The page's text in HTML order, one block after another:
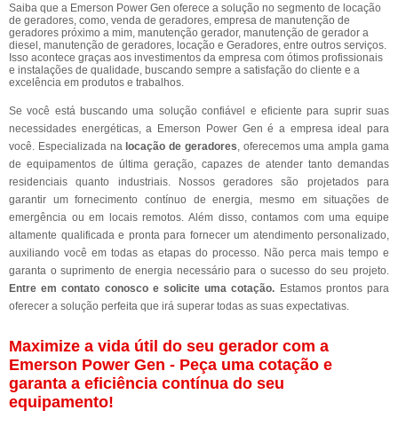
Saiba que a Emerson Power Gen oferece a solução no segmento de locação
de geradores, como, venda de geradores, empresa de manutenção de
geradores próximo a mim, manutenção gerador, manutenção de gerador a
diesel, manutenção de geradores, locação e Geradores, entre outros serviços.
Isso acontece graças aos investimentos da empresa com ótimos profissionais
e instalações de qualidade, buscando sempre a satisfação do cliente e a
excelência em produtos e trabalhos.
Se você está buscando uma solução confiável e eficiente para suprir suas
necessidades energéticas, a Emerson Power Gen é a empresa ideal para
você. Especializada na locação de geradores, oferecemos uma ampla gama
de equipamentos de última geração, capazes de atender tanto demandas
residenciais quanto industriais. Nossos geradores são projetados para
garantir um fornecimento contínuo de energia, mesmo em situações de
emergência ou em locais remotos. Além disso, contamos com uma equipe
altamente qualificada e pronta para fornecer um atendimento personalizado,
auxiliando você em todas as etapas do processo. Não perca mais tempo e
garanta o suprimento de energia necessário para o sucesso do seu projeto.
Entre em contato conosco e solicite uma cotação. Estamos prontos para
oferecer a solução perfeita que irá superar todas as suas expectativas.
Maximize a vida útil do seu gerador com a
Emerson Power Gen - Peça uma cotação e
garanta a eficiência contínua do seu
equipamento!